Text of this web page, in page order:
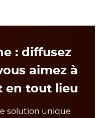
: diffusez
aimez à
en tout lieu
solution unique